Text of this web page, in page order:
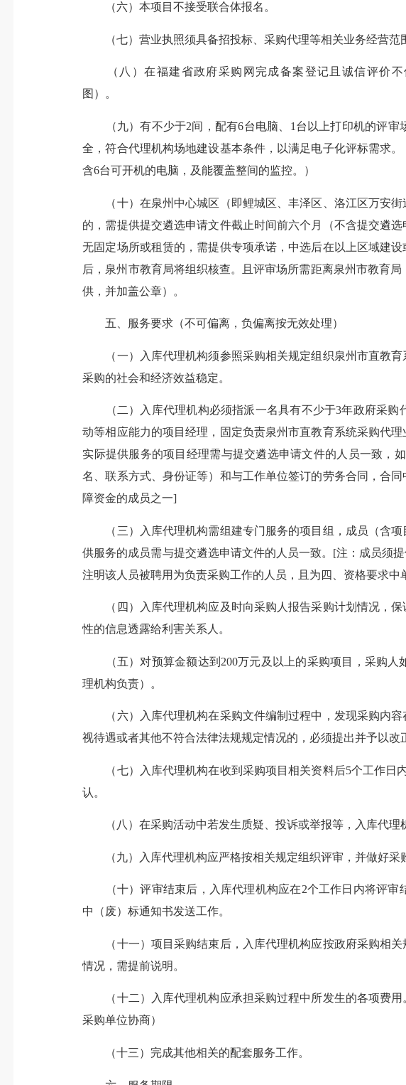
（六）本项目不接受联合体报名。
（七）营业执照须具备招投标、采购代理等相关业务经营范
（八）在福建省政府采购网完成备案登记且诚信评价不
图）。
（九）有不少于2间，配有6台电脑、1台以上打印机的评审
全，符合代理机构场地建设基本条件，以满足电子化评标需求
含6台可开机的电脑，及能覆盖整间的监控。）
（十）在泉州中心城区（即鲤城区、丰泽区、洛江区万安街
的，需提供提交遴选申请文件截止时间前六个月（不含提交遴
无固定场所或租赁的，需提供专项承诺，中选后在以上区域建
后，泉州市教育局将组织核查。且评审场所需距离泉州市教育
供，并加盖公章）。
五、服务要求（不可偏离，负偏离按无效处理）
（一）入库代理机构须参照采购相关规定组织泉州市直教育
采购的社会和经济效益稳定。
（二）入库代理机构必须指派一名具有不少于3年政府采购
动等相应能力的项目经理，固定负责泉州市直教育系统采购代
实际提供服务的项目经理需与提交遴选申请文件的人员一致，
名、联系方式、身份证等）和与工作单位签订的劳务合同，合
障资金的成员之一]
（三）入库代理机构需组建专门服务的项目组，成员（含项
供服务的成员需与提交遴选申请文件的人员一致。[注：成员须
注明该人员被聘用为负责采购工作的人员，且为四、资格要求
（四）入库代理机构应及时向采购人报告采购计划情况，保
性的信息透露给利害关系人。
（五）对预算金额达到200万元及以上的采购项目，采购人
理机构负责）。
（六）入库代理机构在采购文件编制过程中，发现采购内容
视待遇或者其他不符合法律法规规定情况的，
（七）入库代理机构在收到采购项目相关资料后5个工作日
认。
（八）在采购活动中若发生质疑、投诉或举报等，入库代理
（九）入库代理机构应严格按相关规定组织评审，并做好采
（十）评审结束后，入库代理机构应在2个工作日内将评审
中（废）标通知书发送工作。
（十一）项目采购结束后，入库代理机构应按政府采购相关
情况，需提前说明。
（十二）入库代理机构应承担采购过程中所发生的各项费用
采购单位协商）
（十三）完成其他相关的配套服务工作。